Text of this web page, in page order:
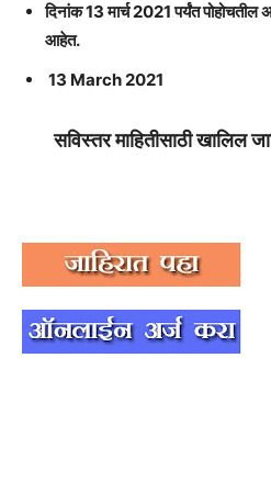
दिनांक 13 मार्च 2021 पर्यंत
आहेत.
13 March 2021
सविस्तर माहितीसाठी खालिल